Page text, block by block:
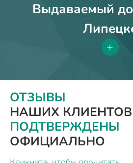
Выдаваемый
+
ОТЗЫВЫ
НАШИХ КЛИЕНТОВ
ПОДТВЕРЖДЕНЫ
ОФИЦИАЛЬНО